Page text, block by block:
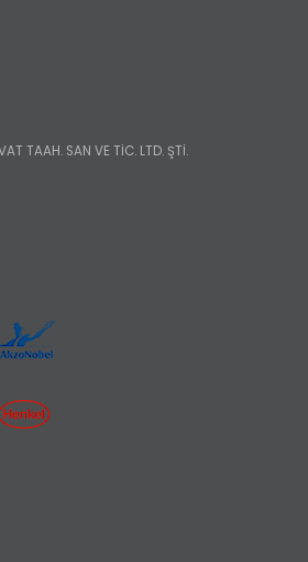
TAAH. SAN VE TİC. LTD. ŞTİ.